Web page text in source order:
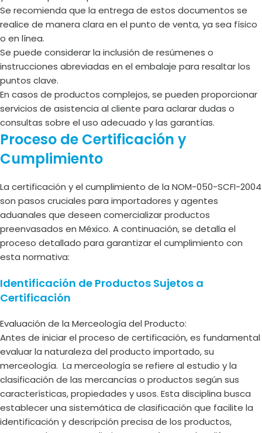
Se recomienda que la entrega de estos documentos se
realice de manera clara en el punto de venta, ya sea físico
o en línea.
Se puede considerar la inclusión de resúmenes o
instrucciones abreviadas en el embalaje para resaltar los
puntos clave.
En casos de productos complejos, se pueden proporcionar
servicios de asistencia al cliente para aclarar dudas o
consultas sobre el uso adecuado y las garantías.
Proceso de Certificación y
Cumplimiento
La certificación y el cumplimiento de la NOM-050-SCFI-2004
son pasos cruciales para importadores y agentes
aduanales que deseen comercializar productos
preenvasados en México. A continuación, se detalla el
proceso detallado para garantizar el cumplimiento con
esta normativa:
Identificación de Productos Sujetos a
Certificación
Evaluación de la Merceología del Producto:
Antes de iniciar el proceso de certificación, es fundamental
evaluar la naturaleza del producto importado, su
merceología. La merceología se refiere al estudio y la
clasificación de las mercancías o productos según sus
características, propiedades y usos. Esta disciplina busca
establecer una sistemática de clasificación que facilite la
identificación y descripción precisa de los productos,